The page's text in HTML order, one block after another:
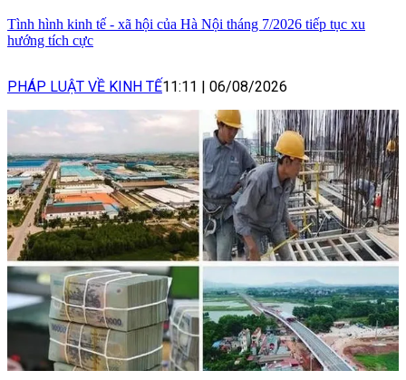
Tình hình kinh tế - xã hội của Hà Nội tháng 7/2026 tiếp tục xu
hướng tích cực
PHÁP LUẬT VỀ KINH TẾ11:11 06/08/2026